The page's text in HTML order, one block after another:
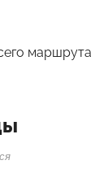
маршрута